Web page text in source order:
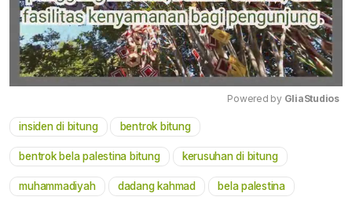
Powered by GliaStudios
insiden di bitung bentrok bitung
bentrok bela palestina bitung kerusuhan di bitung
muhammadiyah dadang kahmad bela palestina